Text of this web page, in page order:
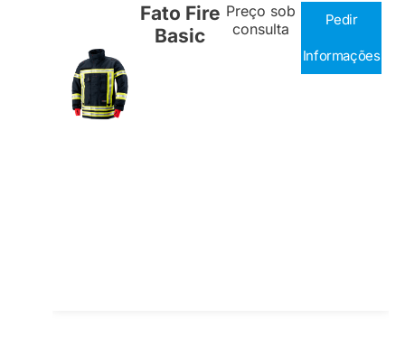
Fato Fire
Basic
Preço sob
consulta
Pedir
Informações